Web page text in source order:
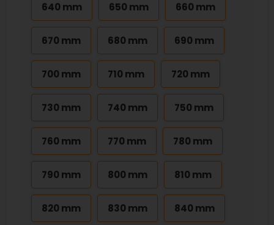
640 mm 650 mm 660 mm
670 mm 680 mm 690 mm
700 mm 710 mm 720 mm
730 mm 740 mm 750 mm
760 mm 770 mm 780 mm
790 mm 800 mm 810 mm
820 mm 830 mm 840 mm